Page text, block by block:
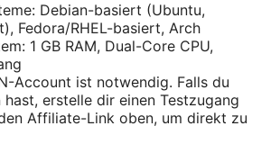
Debian-basiert (Ubuntu,
Fedora/RHEL-basiert, Arch
1 GB RAM, Dual-Core CPU,
Account ist notwendig. Falls du
hast, erstelle dir einen Testzugang
Affiliate-Link oben, um direkt zu